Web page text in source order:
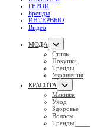
ГЕРОИ
Бренды
ИНТЕРВЬЮ
Видео
МОДА
Стиль
Покупки
Тренды
Украшения
КРАСОТА
Макияж
Уход
Здоровье
Волосы
Тренды